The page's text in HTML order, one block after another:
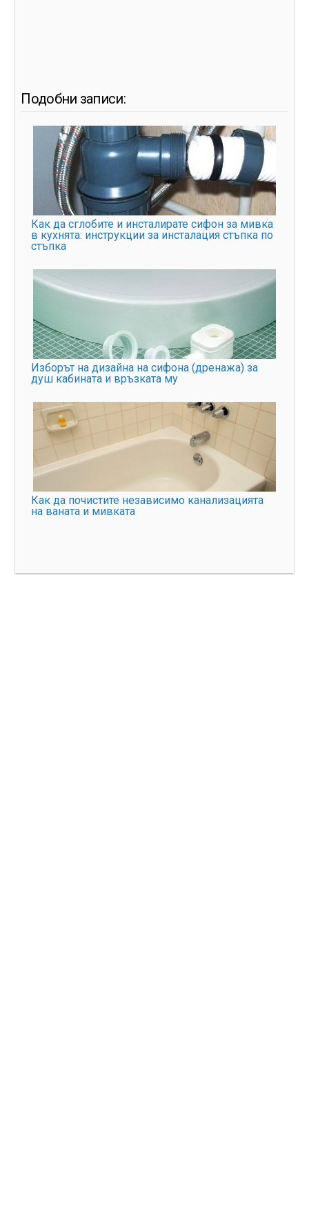
Подобни записи:
Как да сглобите и инсталирате сифон за мивка
в кухнята: инструкции за инсталация стъпка по
стъпка
Изборът на дизайна на сифона (дренажа) за
душ кабината и връзката му
Как да почистите независимо канализацията
на ваната и мивката